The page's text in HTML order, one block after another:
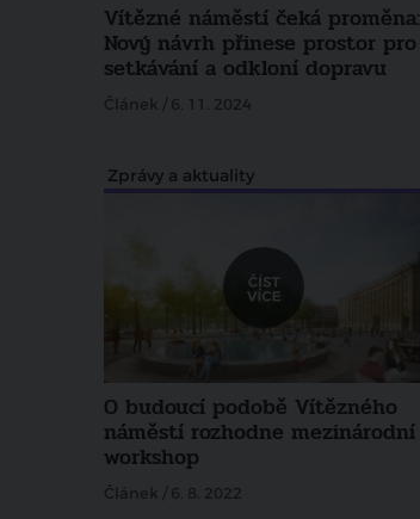
Vítězné náměstí čeká proměna:
Nový návrh přinese prostor pro
setkávání a odkloní dopravu
Článek / 6. 11. 2024
Zprávy a aktuality
O budoucí podobě Vítězného
náměstí rozhodne mezinárodní
workshop
Článek / 6. 8. 2022